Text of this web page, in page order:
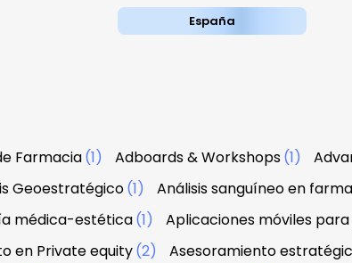
España
Farmacia(1) Adboards & Workshops(1)
Geoestratégico(1) Análisis sanguíneo en
médica-estética(1) Aplicaciones móviles
en Private equity(2) Asesoramiento